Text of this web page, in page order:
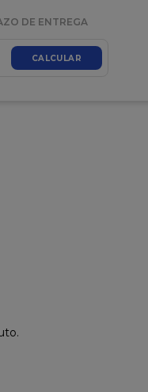
DE ENTREGA
CALCULAR